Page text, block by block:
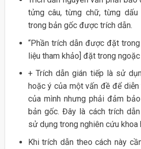
tửng câu, từng chữ, từng
trong bản gốc được trích dẫn.
“Phần trích dẫn được đặt
liệu tham khảo] đặt trong ngoặc
+ Trích dẫn gián tiếp là sử
hoặc ý của một vấn đề để
của mình nhưng phải đảm
bản gốc. Đây là cách trích
sử dụng trong nghiên cứu khoa
Khi trích dẫn theo cách này